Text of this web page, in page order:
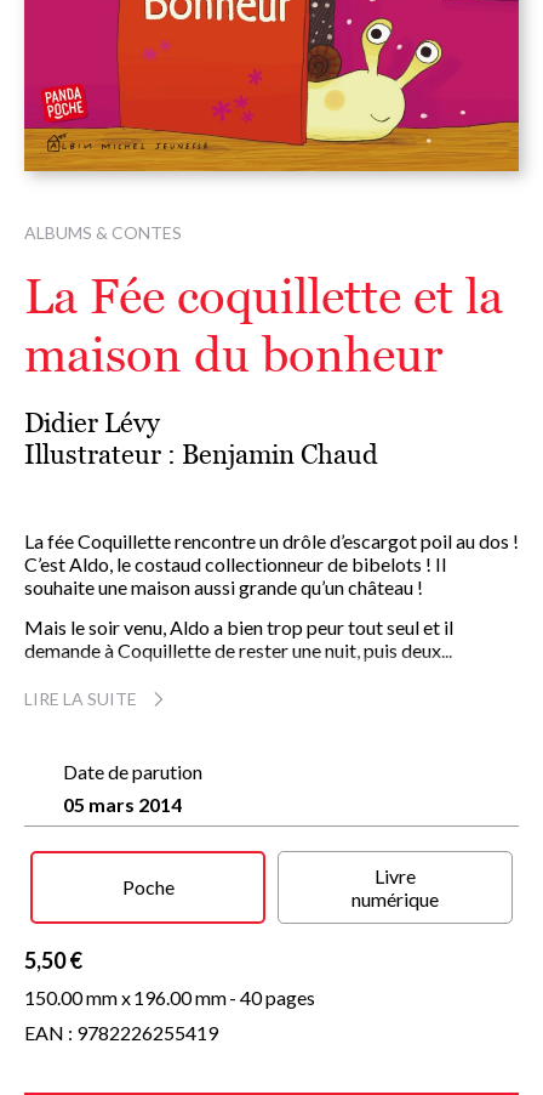
ALBUMS & CONTES
La Fée coquillette et la
maison du bonheur
Didier Lévy
Illustrateur : Benjamin Chaud
La fée Coquillette rencontre un drôle d’escargot poil au dos !
C’est Aldo, le costaud collectionneur de bibelots ! Il
souhaite une maison aussi grande qu’un château !
Mais le soir venu, Aldo a bien trop peur tout seul et il
demande à Coquillette de rester une nuit, puis deux...
Vite, il faut trouver une idée pour s’en dépatouiller !
Coquillette fait venir l’hiver en avance et tous les animaux
LIRE LA SUITE
Date de parution
05 mars 2014
Poche
Livre
numérique
5,50 €
150.00 mm x196.00 mm- 40 pages
EAN : 9782226255419